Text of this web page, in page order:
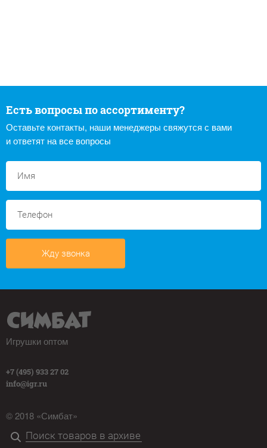
Есть вопросы по ассортименту?
Оставьте контакты, наши менеджеры свяжутся с вами
и ответят на все вопросы
Жду звонка
Игрушки оптом
+7 (495) 933 27 02
info@igr.ru
© 2018 «Симбат»